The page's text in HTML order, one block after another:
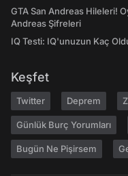
GTA San Andreas Hileleri!
Andreas Şifreleri
IQ Testi: IQ'unuzun Kaç
Keşfet
Twitter Deprem
Günlük Burç Yorumları
Bugün Ne Pişirsem